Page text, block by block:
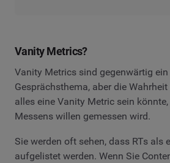
Vanity Metrics?
Vanity Metrics sind gegenwärtig
Gesprächsthema, aber die
alles eine Vanity Metric sein
Messens willen gemessen wird.
Sie werden oft sehen, dass RTs als
aufgelistet werden. Wenn Sie